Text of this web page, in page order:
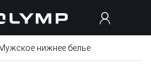
нижнее белье